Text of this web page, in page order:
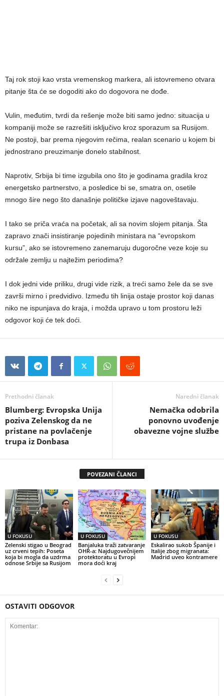
Taj rok stoji kao vrsta vremenskog markera, ali istovremeno otvara
pitanje šta će se dogoditi ako do dogovora ne dođe.
Vulin, međutim, tvrdi da rešenje može biti samo jedno: situacija u
kompaniji može se razrešiti isključivo kroz sporazum sa Rusijom.
Ne postoji, bar prema njegovim rečima, realan scenario u kojem bi
jednostrano preuzimanje donelo stabilnost.
Naprotiv, Srbija bi time izgubila ono što je godinama gradila kroz
energetsko partnerstvo, a posledice bi se, smatra on, osetile
mnogo šire nego što današnje političke izjave nagoveštavaju.
I tako se priča vraća na početak, ali sa novim slojem pitanja. Šta
zapravo znači insistiranje pojedinih ministara na “evropskom
kursu”, ako se istovremeno zanemaruju dugoročne veze koje su
održale zemlju u najtežim periodima?
I dok jedni vide priliku, drugi vide rizik, a treći samo žele da se sve
završi mirno i predvidivo. Između tih linija ostaje prostor koji danas
niko ne ispunjava do kraja, i možda upravo u tom prostoru leži
odgovor koji će tek doći.
Prethodni članak
Blumberg: Evropska Unija
poziva Zelenskog da ne
pristane na povlačenje
trupa iz Donbasa
Naredni članak
Nemačka odobrila
ponovno uvođenje
obavezne vojne službe
POVEZANI ČLANCI
U FOKUSU
Zelenski stigao u Beograd
uz crveni tepih: Poseta
koja bi mogla da uzdrma
odnose Srbije sa Rusijom
U FOKUSU
Banjaluka traži zatvaranje
OHR-a: Najdugovečnijem
protektoratu u Evropi
mora doći kraj
U FOKUSU
Eskalirao sukob Španije i
Italije zbog migranata:
Madrid uveo kontramere
OSTAVITI ODGOVOR